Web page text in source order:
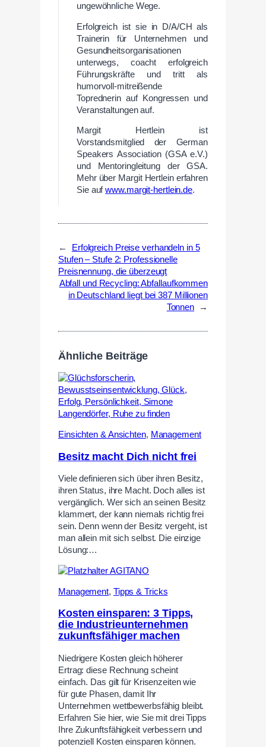
ungewöhnliche Wege.
Erfolgreich ist sie in D/A/CH als
Trainerin für Unternehmen und
Gesundheitsorganisationen
unterwegs, coacht erfolgreich
Führungskräfte und tritt als
humorvoll-mitreißende
Toprednerin auf Kongressen und
Veranstaltungen auf.
Margit Hertlein ist
Vorstandsmitglied der German
Speakers Association (GSA e.V.)
und Mentoringleitung der GSA.
Mehr über Margit Hertlein erfahren
Sie aufwww.margit-hertlein.de.
←
Erfolgreich Preise verhandeln in 5
Stufen – Stufe 2: Professionelle
Preisnennung, die überzeugt
Abfall und Recycling: Abfallaufkommen
in Deutschland liegt bei 387 Millionen
Tonnen
→
Ähnliche Beiträge
Einsichten & Ansichten, Management
Besitz macht Dich nicht frei
Viele definieren sich über ihren Besitz,
ihren Status, ihre Macht. Doch alles ist
vergänglich. Wer sich an seinen Besitz
klammert, der kann niemals richtig frei
sein. Denn wenn der Besitz vergeht, ist
man allein mit sich selbst. Die einzige
Lösung:…
Management, Tipps & Tricks
Kosten einsparen: 3 Tipps,
die Industrieunternehmen
zukunftsfähiger machen
Niedrigere Kosten gleich höherer
Ertrag: diese Rechnung scheint
einfach. Das gilt für Krisenzeiten wie
für gute Phasen, damit Ihr
Unternehmen wettbewerbsfähig bleibt.
Erfahren Sie hier, wie Sie mit drei Tipps
Ihre Zukunftsfähigkeit verbessern und
potenziell Kosten einsparen können.